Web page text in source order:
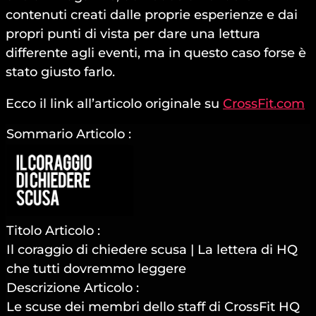
contenuti creati dalle proprie esperienze e dai
propri punti di vista per dare una lettura
differente agli eventi, ma in questo caso forse è
stato giusto farlo.
Ecco il link all’articolo originale su CrossFit.com
Sommario Articolo :
Titolo Articolo :
Il coraggio di chiedere scusa | La lettera di HQ
che tutti dovremmo leggere
Descrizione Articolo :
Le scuse dei membri dello staff di CrossFit HQ